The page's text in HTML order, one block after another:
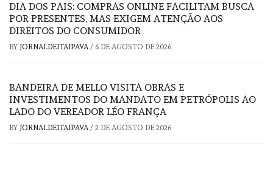
DIA DOS PAIS: COMPRAS ONLINE FACILITAM BUSCA
POR PRESENTES, MAS EXIGEM ATENÇÃO AOS
DIREITOS DO CONSUMIDOR
BY JORNALDEITAIPAVA/ 6 DE AGOSTO DE 2026
BANDEIRA DE MELLO VISITA OBRAS E
INVESTIMENTOS DO MANDATO EM PETRÓPOLIS AO
LADO DO VEREADOR LÉO FRANÇA
BY JORNALDEITAIPAVA/ 2 DE AGOSTO DE 2026